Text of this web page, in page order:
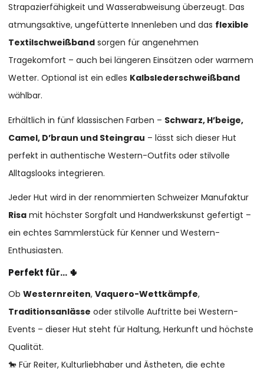
Strapazierfähigkeit und Wasserabweisung überzeugt. Das
atmungsaktive, ungefütterte Innenleben und das flexible
Textilschweißband sorgen für angenehmen
Tragekomfort – auch bei längeren Einsätzen oder warmem
Wetter. Optional ist ein edles Kalbslederschweißband
wählbar.
Erhältlich in fünf klassischen Farben – Schwarz, H’beige,
Camel, D’braun und Steingrau – lässt sich dieser Hut
perfekt in authentische Western-Outfits oder stilvolle
Alltagslooks integrieren.
Jeder Hut wird in der renommierten Schweizer Manufaktur
Risa mit höchster Sorgfalt und Handwerkskunst gefertigt –
ein echtes Sammlerstück für Kenner und Western-
Enthusiasten.
Perfekt für… 🌵
ObWesternreiten,Vaquero-Wettkämpfe,
Traditionsanlässe oder stilvolle Auftritte bei Western-
Events – dieser Hut steht für Haltung, Herkunft und höchste
Qualität.
🐎 Für Reiter, Kulturliebhaber und Ästheten, die echte